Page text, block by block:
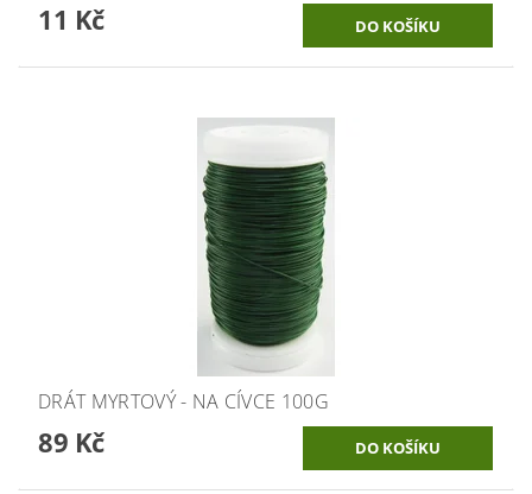
11 Kč
DRÁT MYRTOVÝ - NA CÍVCE 100G
89 Kč